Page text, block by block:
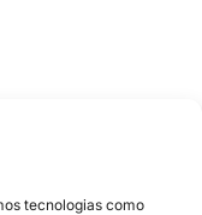
tecnologias como